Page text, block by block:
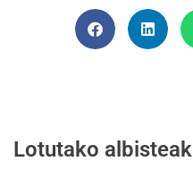
Lotutako albisteak